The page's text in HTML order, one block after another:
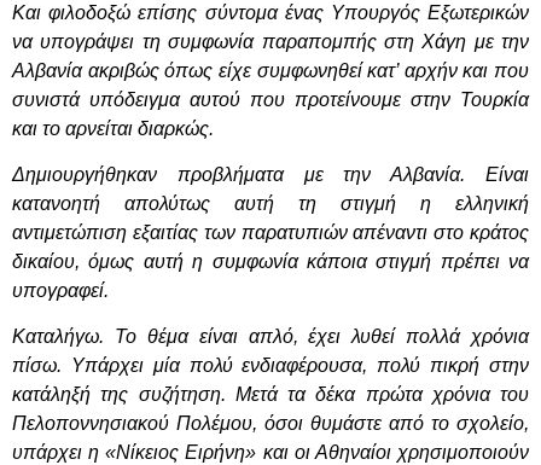
Και φιλοδοξώ επίσης σύντομα ένας Υπουργός Εξωτερικών
να υπογράψει τη συμφωνία παραπομπής στη Χάγη με την
Αλβανία ακριβώς όπως είχε συμφωνηθεί κατ’ αρχήν και που
συνιστά υπόδειγμα αυτού που προτείνουμε στην Τουρκία
και το αρνείται διαρκώς.
Δημιουργήθηκαν προβλήματα με την Αλβανία. Είναι
κατανοητή απολύτως αυτή τη στιγμή η ελληνική
αντιμετώπιση εξαιτίας των παρατυπιών απέναντι στο κράτος
δικαίου, όμως αυτή η συμφωνία κάποια στιγμή πρέπει να
υπογραφεί.
Καταλήγω. Το θέμα είναι απλό, έχει λυθεί πολλά χρόνια
πίσω. Υπάρχει μία πολύ ενδιαφέρουσα, πολύ πικρή στην
κατάληξή της συζήτηση. Μετά τα δέκα πρώτα χρόνια του
Πελοποννησιακού Πολέμου, όσοι θυμάστε από το σχολείο,
υπάρχει η «Νίκειος Ειρήνη» και οι Αθηναίοι χρησιμοποιούν